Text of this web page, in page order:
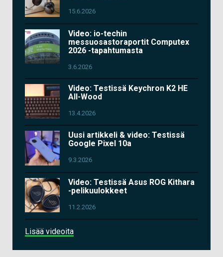
15.6.2026
Video: io-techin
messuosastoraportit Computex
2026 -tapahtumasta
3.6.2026
Video: Testissä Keychron K2 HE
All-Wood
13.4.2026
Uusi artikkeli & video: Testissä
Google Pixel 10a
9.3.2026
Video: Testissä Asus ROG Kithara
-pelikuulokkeet
11.2.2026
Lisää videoita